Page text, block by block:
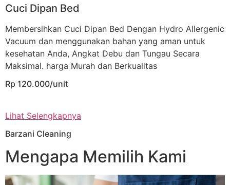
Cuci Dipan Bed
Membersihkan Cuci Dipan Bed Dengan Hydro Allergenic
Vacuum dan menggunakan bahan yang aman untuk
kesehatan Anda, Angkat Debu dan Tungau Secara
Maksimal. harga Murah dan Berkualitas
Rp 120.000/unit
Lihat Selengkapnya
Barzani Cleaning
Mengapa Memilih Kami